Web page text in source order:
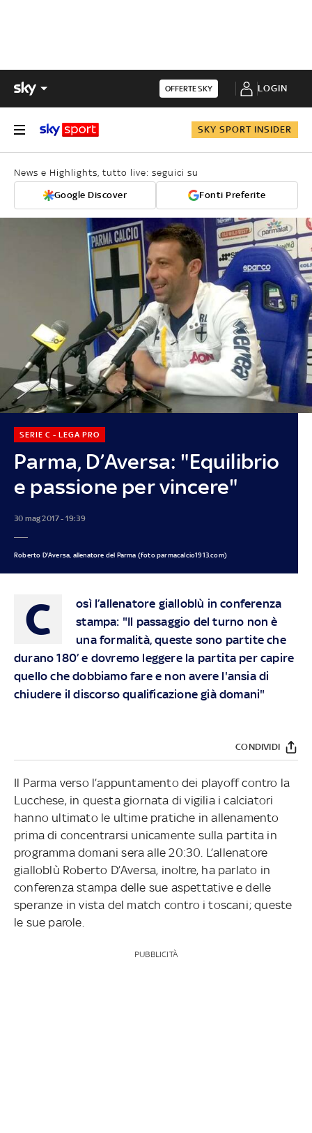
OFFERTE SKY LOGIN
SKY SPORT INSIDER
News e Highlights, tutto live: seguici su
Google Discover Fonti Preferite
Parma, D’Aversa: "Equilibrio
e passione per vincere"
SERIE C - LEGA PRO
30 mag 2017 - 19:39
Roberto D'Aversa, allenatore del Parma (foto parmacalcio1913.com)
C
osì l’allenatore gialloblù in conferenza
stampa: "Il passaggio del turno non è
una formalità, queste sono partite che
durano 180’ e dovremo leggere la partita per capire
quello che dobbiamo fare e non avere l'ansia di
chiudere il discorso qualificazione già domani"
CONDIVIDI
Il Parma verso l’appuntamento dei playoff contro la
Lucchese, in questa giornata di vigilia i calciatori
hanno ultimato le ultime pratiche in allenamento
prima di concentrarsi unicamente sulla partita in
programma domani sera alle 20:30. L’allenatore
gialloblù Roberto D’Aversa, inoltre, ha parlato in
conferenza stampa delle sue aspettative e delle
speranze in vista del match contro i toscani; queste
le sue parole.
PUBBLICITÀ